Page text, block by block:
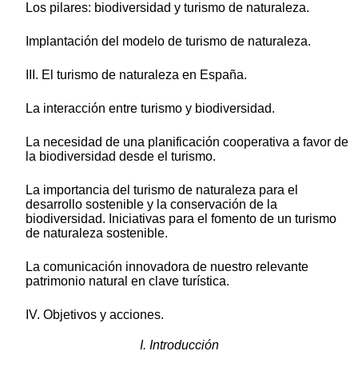
Los pilares: biodiversidad y turismo de naturaleza.
Implantación del modelo de turismo de naturaleza.
III. El turismo de naturaleza en España.
La interacción entre turismo y biodiversidad.
La necesidad de una planificación cooperativa a favor de
la biodiversidad desde el turismo.
La importancia del turismo de naturaleza para el
desarrollo sostenible y la conservación de la
biodiversidad. Iniciativas para el fomento de un turismo
de naturaleza sostenible.
La comunicación innovadora de nuestro relevante
patrimonio natural en clave turística.
IV. Objetivos y acciones.
I. Introducción